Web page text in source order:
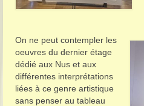
On ne peut contempler les
oeuvres du dernier étage
dédié aux Nus et aux
différentes interprétations
liées à ce genre artistique
sans penser au tableau